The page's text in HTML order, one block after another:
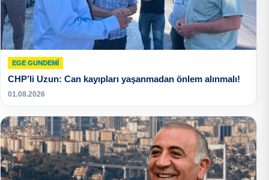
EGE GUNDEMİ
CHP’li Uzun: Can kayıpları yaşanmadan önlem alınmalı!
01.08.2026